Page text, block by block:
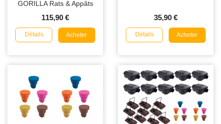
GORILLA Rats & Appâts
115,90 €
Détails Acheter
35,90 €
Détails Acheter